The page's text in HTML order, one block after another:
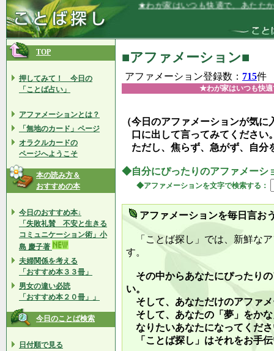
★わが家はいつも快適で、あたたかいと
TOP
押してみて！ 今日の
「ことば占い」
アファメーションとは？
「無地のカード」ページ
オラクルカードの
ページへようこそ
本の読み方＆
おすすめの本
今日のおすすめ本↓
「失敗礼賛 不安と生きる
コミュニケーション術」小
島 慶子著
夫婦関係を考える
「おすすめ本３３冊」
男女の違い必読
「おすすめ本２０冊」」
今日のことば検索
日付順で見る
■アファメーション■
アファメーション登録数： 715件
★わが家はいつも快
（今日のアファメーションが気
口に出して言ってみてください
ただし、焦らず、急がず、自分
◆自分にぴったりのアファメーシ
◆アファメーションを文字で検索する：
アファメーションを毎日言お
「ことば探し」では、新鮮な
す。
その中からあなたにぴったり
い。
そして、あなただけのアファ
そして、あなたの「夢」をか
なりたいあなたになってくだ
「ことば探し」はそれをお手